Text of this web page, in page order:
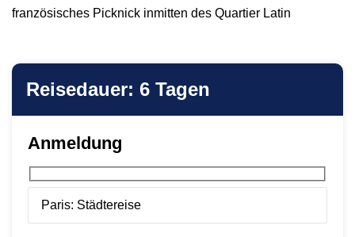
französisches Picknick inmitten des Quartier Latin
Reisedauer: 6 Tagen
Anmeldung